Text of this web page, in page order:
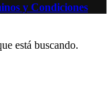
y Condiciones
está buscando.